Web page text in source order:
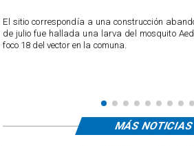
abandonada, donde el pasado 24
Aedes Aegypti, constituyendo el
A
MÁS NOTICIAS